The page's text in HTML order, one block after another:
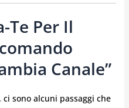
Te Per Il
Canale”
sono alcuni passaggi che